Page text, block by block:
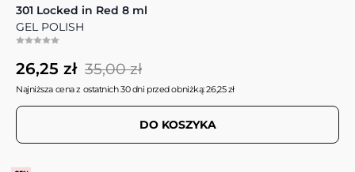
301 Locked in Red 8 ml
GEL POLISH
26,25 zł 35,00 zł
Najniższa cena z ostatnich 30 dni przed obniżką: 26,25 zł
DO KOSZYKA